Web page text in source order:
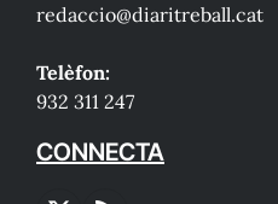
redaccio@diaritreball.cat
Telèfon:
932 311 247
CONNECTA